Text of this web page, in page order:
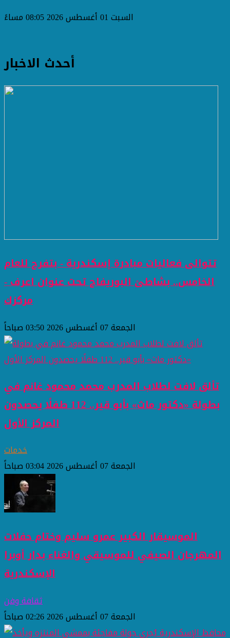
السبت 01 أغسطس 2026 08:05 مساءً
أحدث الاخبار
تتوالى فعاليات مبادرة إسكندرية - بتفرح للعام
الخامس.. بشاطئ البوريفاج تحت عنوان اعرف -
مركزك
الجمعة 07 أغسطس 2026 03:50 صباحاً
تألق لافت لطلاب المدرب محمد محمود غانم في
بطولة «دكتور ماث» بأبو قير.. 112 طفلًا يحصدون
المركز الأول
خدمات
الجمعة 07 أغسطس 2026 03:04 صباحاً
الموسيقار الكبير عمرو سليم وختام حفلات
المهرجان الصيفي للموسيقي والغناء بدار أوبرا
الإسكندرية
ثقافة وفن
الجمعة 07 أغسطس 2026 02:26 صباحاً